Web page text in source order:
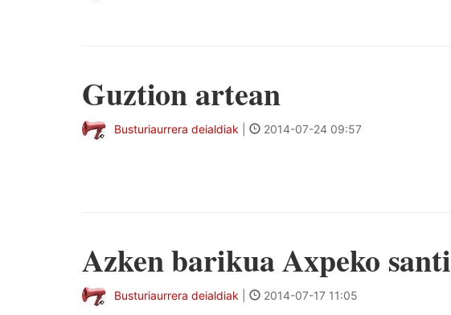
Guztion artean
Busturiaurrera deialdiak 2014-07-24 09:57
Azken barikua Axpeko
Busturiaurrera deialdiak 2014-07-17 11:05